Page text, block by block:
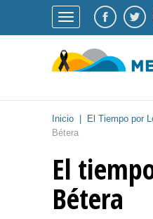
Inicio El Tiempo por
Bétera
El
Bétera